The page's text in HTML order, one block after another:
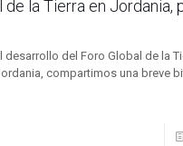
de la Tierra en Jordania,
desarrollo del Foro Global de la
compartimos una breve